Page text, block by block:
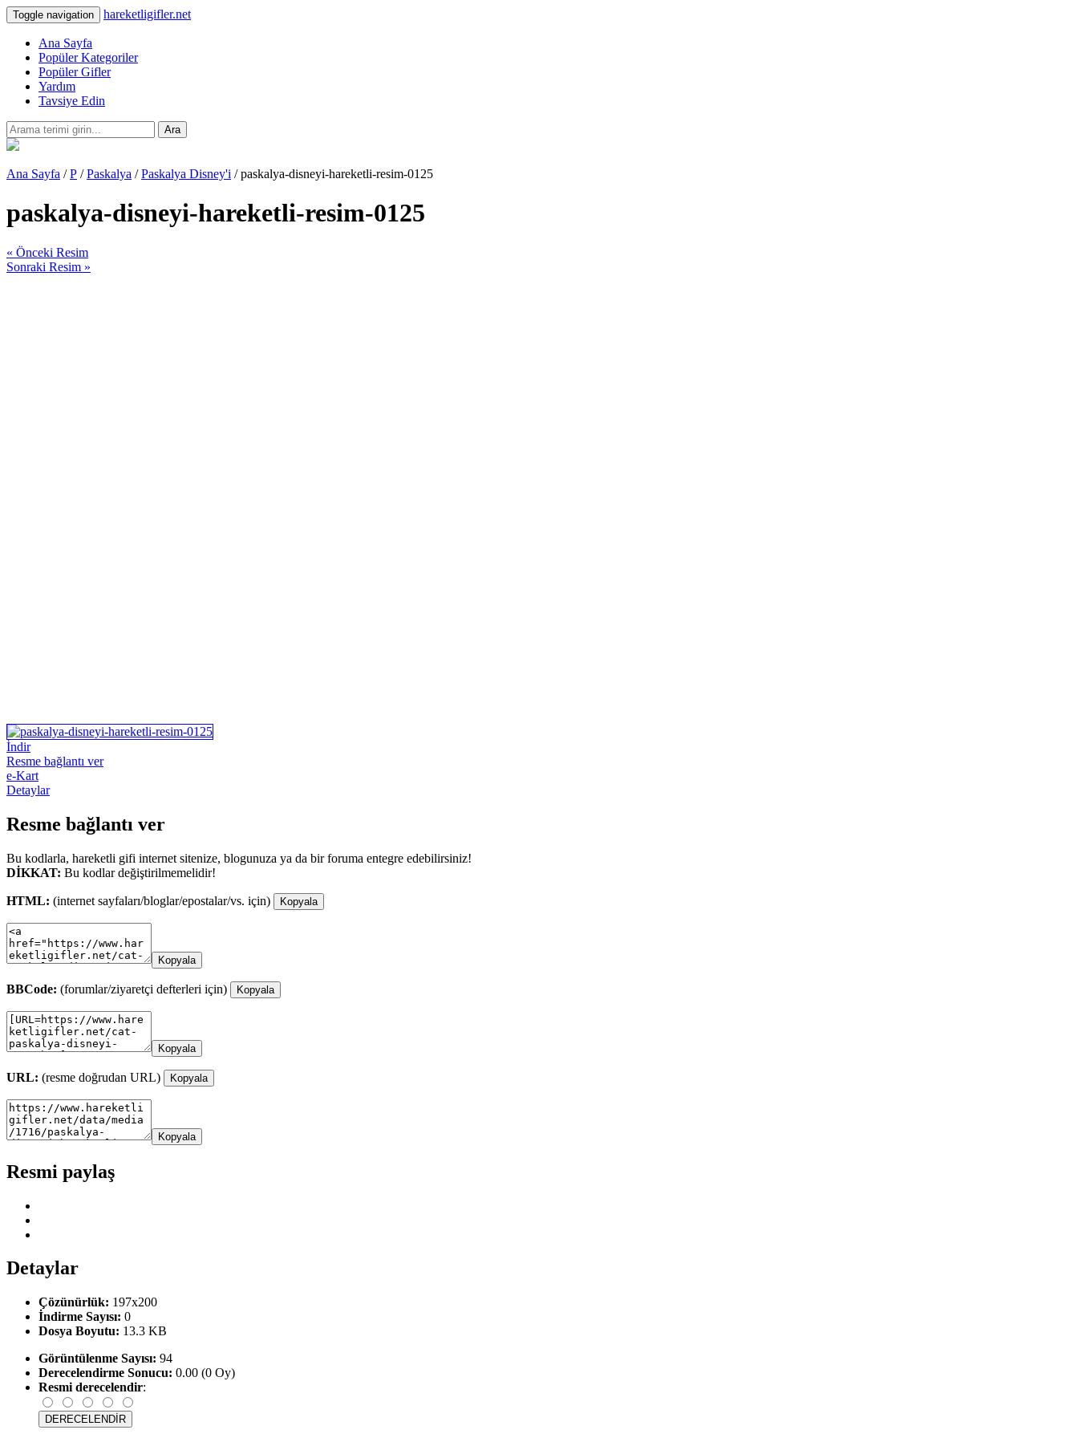
Toggle navigation hareketligifler.net
Ana Sayfa
Popüler Kategoriler
Popüler Gifler
Yardım
Tavsiye Edin
Ara
Ana Sayfa /P /Paskalya /Paskalya Disney'i / paskalya-disneyi-hareketli-resim-0125
paskalya-disneyi-hareketli-resim-0125
« Önceki Resim
Sonraki Resim »
İndir
Resme bağlantı ver
e-Kart
Detaylar
Resme bağlantı ver
Bu kodlarla, hareketli gifi internet sitenize, blogunuza ya da bir foruma entegre edebilirsiniz!
DİKKAT: Bu kodlar değiştirilmemelidir!
HTML: (internet sayfaları/bloglar/epostalar/vs. için) Kopyala
Kopyala
BBCode: (forumlar/ziyaretçi defterleri için) Kopyala
Kopyala
URL: (resme doğrudan URL) Kopyala
Kopyala
Resmi paylaş
Detaylar
Çözünürlük: 197x200
İndirme Sayısı: 0
Dosya Boyutu: 13.3 KB
Görüntülenme Sayısı: 94
Derecelendirme Sonucu: 0.00 (0 Oy)
Resmi derecelendir: